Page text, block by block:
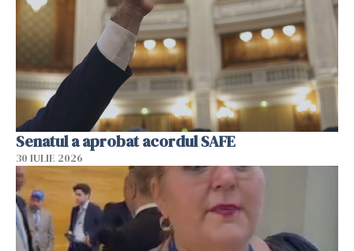
Senatul a aprobat acordul SAFE
30 IULIE 2026